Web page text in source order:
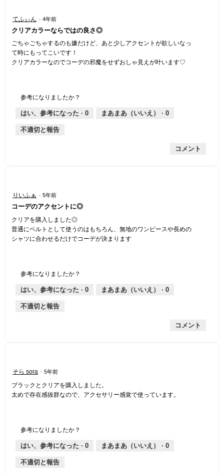
4
／
5
個
で
てふぃん · 4年前
クリアカラーならではの良さ◎
ごちゃごちゃするのも嫌だけど、あと少しアクセントが欲しいなっ
て時にもってこいです！
クリアカラーなのでコーデの邪魔をせずおしゃ見えが叶います♡
参考になりましたか？
はい、参考になった · 0 まあまあ（いいえ） · 0
不適切と報告
コメント
5
／
5
個
で
りいふぁ · 5年前
コーデのアクセントに◎
クリアを購入しました◎
普通にベルトとして使うのはもちろん、無地のワンピースや長めの
シャツに合わせるだけでコーデが決まります
参考になりましたか？
はい、参考になった · 0 まあまあ（いいえ） · 0
不適切と報告
コメント
3
／
5
そら sora · 5年前
ブラックとクリアを購入しました。
太めで存在感抜群なので、アクセサリー感覚で使っています。
参考になりましたか？
はい、参考になった · 0 まあまあ（いいえ） · 0
不適切と報告